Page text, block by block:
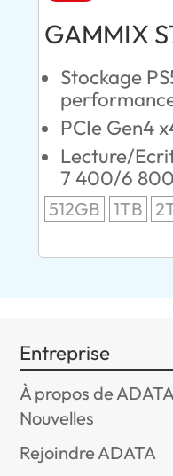
GAMMIX
Stockage
PCIe Gen4
Lecture/
7 400/6
512GB 1TB
Entreprise
À propos de
Nouvelles
Rejoindre ADATA